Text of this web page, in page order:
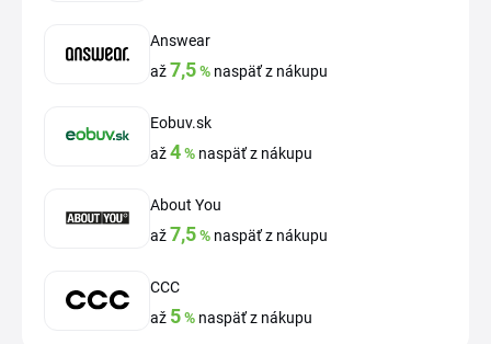
Answear
až7,5% naspäť z nákupu
Eobuv.sk
až4% naspäť z nákupu
About You
až7,5% naspäť z nákupu
CCC
až 5% naspäť z nákupu